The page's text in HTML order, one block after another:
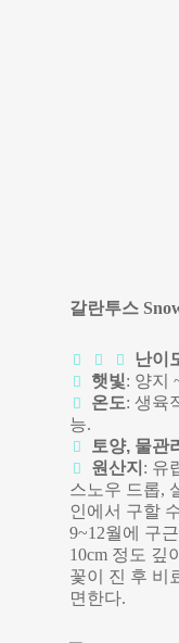
갈란투스
난이
햇빛: 양지
온도: 생육
능.
토양, 물관
원산지 : 유
스노우 드롭,
인에서 구할
9~12월에 구
10cm 정도 깊
꽃이 진 후 비
면한다.